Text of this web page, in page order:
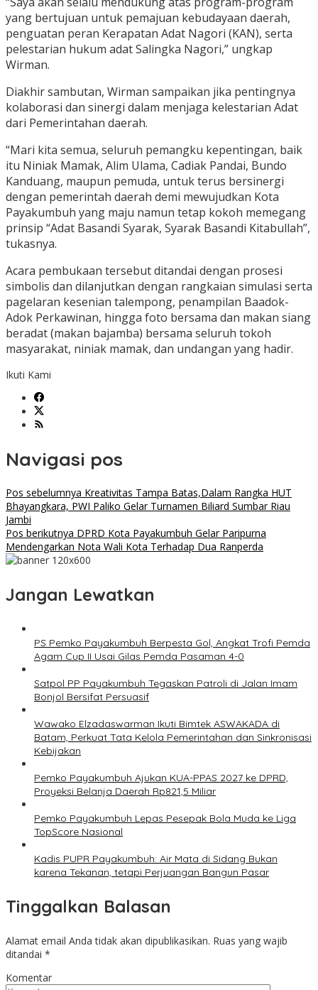
yang bertujuan untuk pemajuan kebudayaan daerah,
penguatan peran Kerapatan Adat Nagori (KAN), serta
pelestarian hukum adat Salingka Nagori,” ungkap
Wirman.
Diakhir sambutan, Wirman sampaikan jika pentingnya
kolaborasi dan sinergi dalam menjaga kelestarian Adat
dari Pemerintahan daerah.
“Mari kita semua, seluruh pemangku kepentingan, baik
itu Niniak Mamak, Alim Ulama, Cadiak Pandai, Bundo
Kanduang, maupun pemuda, untuk terus bersinergi
dengan pemerintah daerah demi mewujudkan Kota
Payakumbuh yang maju namun tetap kokoh memegang
prinsip “Adat Basandi Syarak, Syarak Basandi Kitabullah”,
tukasnya.
Acara pembukaan tersebut ditandai dengan prosesi
simbolis dan dilanjutkan dengan rangkaian simulasi serta
pagelaran kesenian talempong, penampilan Baadok-
Adok Perkawinan, hingga foto bersama dan makan siang
beradat (makan bajamba) bersama seluruh tokoh
masyarakat, niniak mamak, dan undangan yang hadir.
Ikuti Kami
Navigasi pos
Pos sebelumnya Kreativitas Tampa Batas,Dalam Rangka HUT
Bhayangkara, PWI Paliko Gelar Turnamen Biliard Sumbar Riau
Jambi
Pos berikutnya DPRD Kota Payakumbuh Gelar Paripurna
Mendengarkan Nota Wali Kota Terhadap Dua Ranperda
Jangan Lewatkan
PS Pemko Payakumbuh Berpesta Gol, Angkat Trofi Pemda
Agam Cup II Usai Gilas Pemda Pasaman 4-0
Satpol PP Payakumbuh Tegaskan Patroli di Jalan Imam
Bonjol Bersifat Persuasif
Wawako Elzadaswarman Ikuti Bimtek ASWAKADA di
Batam, Perkuat Tata Kelola Pemerintahan dan Sinkronisasi
Kebijakan
Pemko Payakumbuh Ajukan KUA-PPAS 2027 ke DPRD,
Proyeksi Belanja Daerah Rp821,5 Miliar
Pemko Payakumbuh Lepas Pesepak Bola Muda ke Liga
TopScore Nasional
Kadis PUPR Payakumbuh: Air Mata di Sidang Bukan
karena Tekanan, tetapi Perjuangan Bangun Pasar
Tinggalkan Balasan
Alamat email Anda tidak akan dipublikasikan. Ruas yang wajib
ditandai *
Komentar